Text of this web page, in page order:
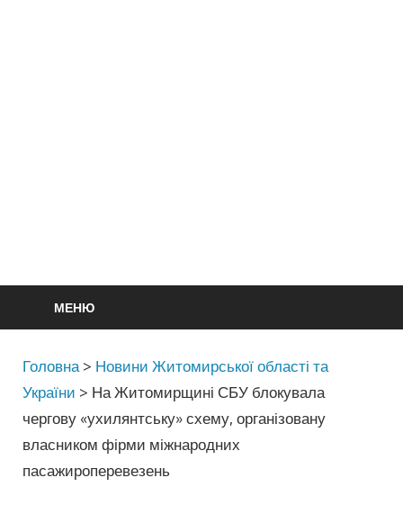
МЕНЮ
Головна > Новини Житомирської області та
України > На Житомирщині СБУ блокувала
чергову «ухилянтську» схему, організовану
власником фірми міжнародних
пасажироперевезень